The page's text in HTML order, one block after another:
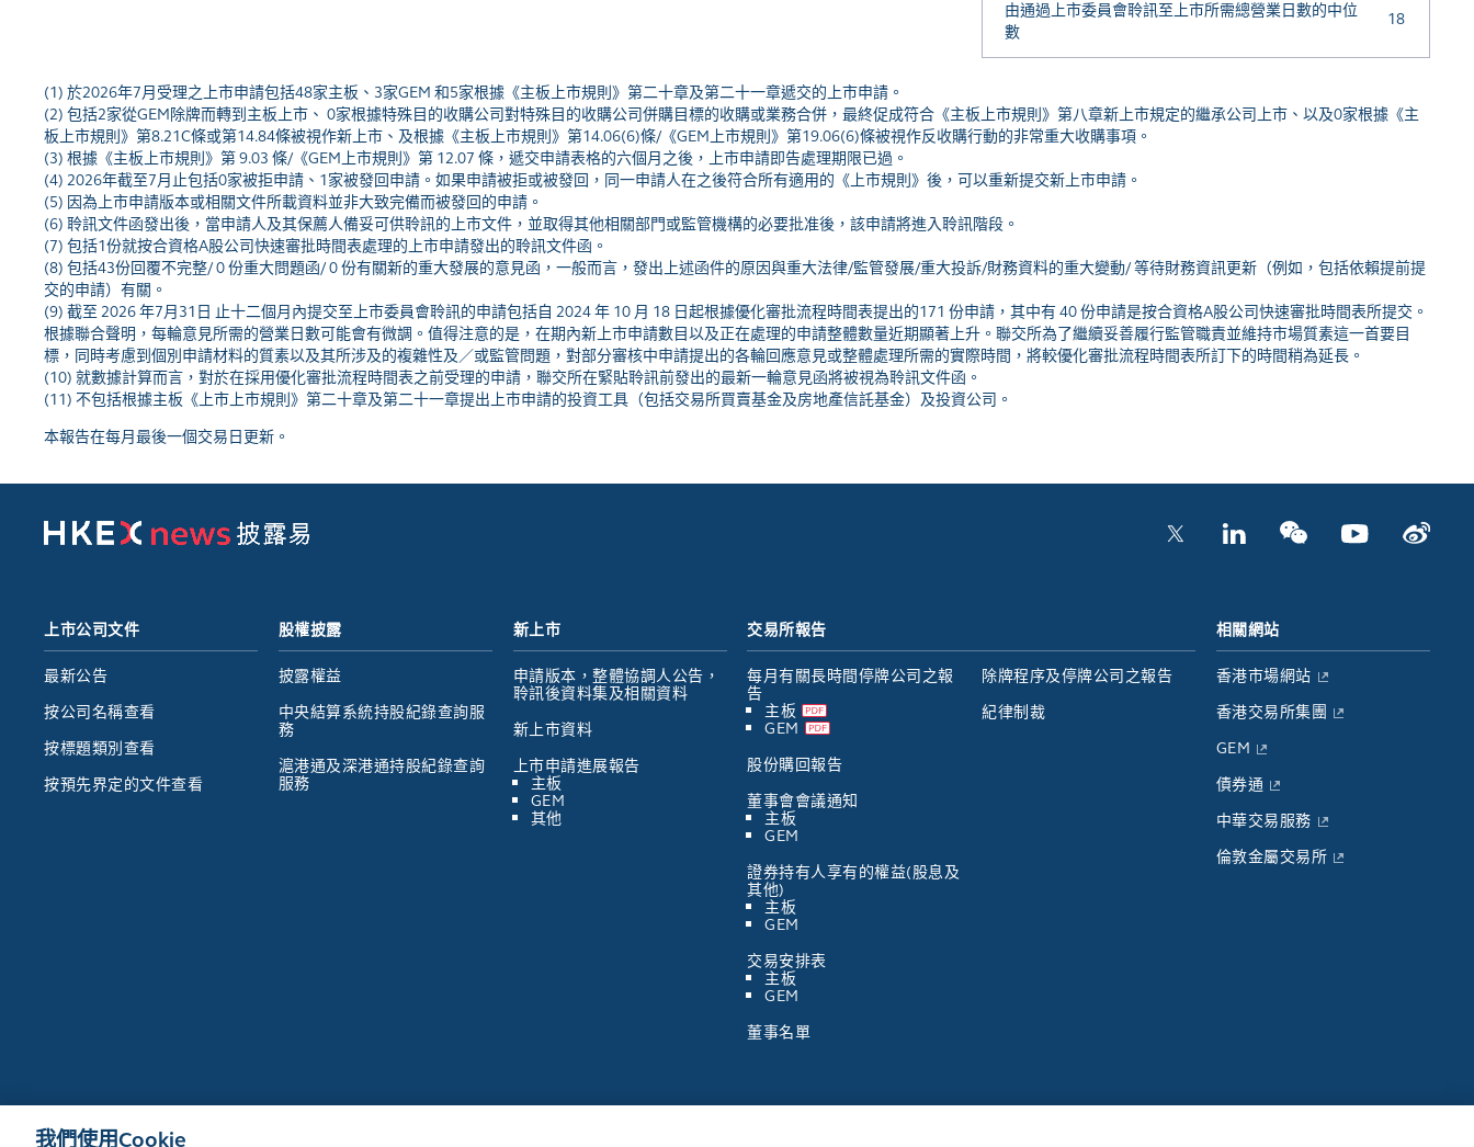
由通過上市委員會聆訊至上市所需總營業日數的中位
數
18
(1) 於2026年7月受理之上市申請包括48家主板、3家GEM 和5家根據《主板上市規則》第二十章及第二十一章遞交的上市申請。
(2) 包括2家從GEM除牌而轉到主板上市、 0家根據特殊目的收購公司對特殊目的收購公司併購目標的收購或業務合併，最終促成符合《主板上市規則》第八章新上市規定的繼承公司上市、以及0家根據《主
板上市規則》第8.21C條或第14.84條被視作新上市、及根據《主板上市規則》第14.06(6)條/《GEM上市規則》第19.06(6)條被視作反收購行動的非常重大收購事項。
(3) 根據《主板上市規則》第 9.03 條/《GEM上市規則》第 12.07 條，遞交申請表格的六個月之後，上市申請即告處理期限已過。
(4) 2026年截至7月止包括0家被拒申請、1家被發回申請。如果申請被拒或被發回，同一申請人在之後符合所有適用的《上市規則》後，可以重新提交新上市申請。
(5) 因為上市申請版本或相關文件所載資料並非大致完備而被發回的申請。
(6) 聆訊文件函發出後，當申請人及其保薦人備妥可供聆訊的上市文件，並取得其他相關部門或監管機構的必要批准後，該申請將進入聆訊階段。
(7) 包括1份就按合資格A股公司快速審批時間表處理的上市申請發出的聆訊文件函。
(8) 包括43份回覆不完整/ 0 份重大問題函/ 0 份有關新的重大發展的意見函，一般而言，發出上述函件的原因與重大法律/監管發展/重大投訴/財務資料的重大變動/ 等待財務資訊更新（例如，包括依賴提前提
交的申請）有關。
(9) 截至 2026 年7月31日 止十二個月內提交至上市委員會聆訊的申請包括自 2024 年 10 月 18 日起根據優化審批流程時間表提出的171 份申請，其中有 40 份申請是按合資格A股公司快速審批時間表所提交。
根據聯合聲明，每輪意見所需的營業日數可能會有微調。值得注意的是，在期內新上市申請數目以及正在處理的申請整體數量近期顯著上升。聯交所為了繼續妥善履行監管職責並維持市場質素這一首要目
標，同時考慮到個別申請材料的質素以及其所涉及的複雜性及／或監管問題，對部分審核中申請提出的各輪回應意見或整體處理所需的實際時間，將較優化審批流程時間表所訂下的時間稍為延長。
(10) 就數據計算而言，對於在採用優化審批流程時間表之前受理的申請，聯交所在緊貼聆訊前發出的最新一輪意見函將被視為聆訊文件函。
(11) 不包括根據主板《上市上市規則》第二十章及第二十一章提出上市申請的投資工具（包括交易所買賣基金及房地產信託基金）及投資公司。
本報告在每月最後一個交易日更新。
上市公司文件
最新公告
按公司名稱查看
按標題類別查看
按預先界定的文件查看
股權披露
披露權益
中央結算系統持股紀錄查詢服
務
滬港通及深港通持股紀錄查詢
服務
新上市
申請版本，整體協調人公告，
聆訊後資料集及相關資料
新上市資料
上市申請進展報告
主板
GEM
其他
交易所報告
每月有關長時間停牌公司之報
告
主板
GEM
股份購回報告
董事會會議通知
主板
GEM
證券持有人享有的權益(股息及
其他)
主板
GEM
交易安排表
主板
GEM
董事名單
除牌程序及停牌公司之報告
紀律制裁
相關網站
香港市場網站
香港交易所集團
GEM
債券通
中華交易服務
倫敦金屬交易所
我們使用Cookie